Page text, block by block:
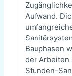
Aufwand.
Bauphasen
der Arbeiten
Stunden-